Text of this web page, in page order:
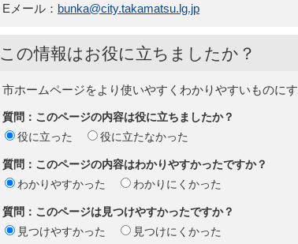
Eメール： bunka@city.takamatsu.lg.jp
この情報はお役に立ちましたか？
市ホームページをより使いやすくわかりやすいものに
質問：このページの内容は役に立ちましたか？
役に立った
役に立たなかった
質問：このページの内容はわかりやすかったですか？
わかりやすかった
わかりにくかった
質問：このページは見つけやすかったですか？
見つけやすかった
見つけにくかった